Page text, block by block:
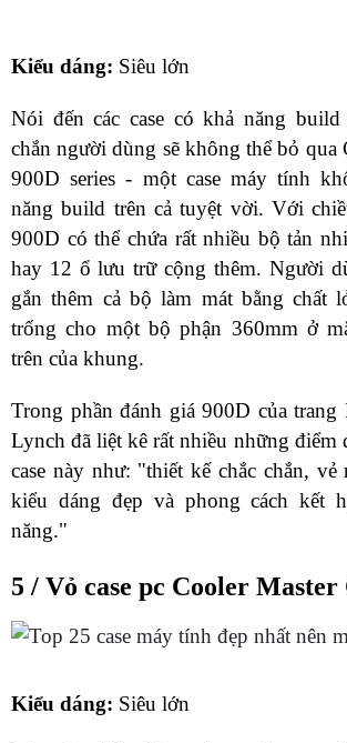
Kiểu dáng: Siêu lớn
Nói đến các case có khả năng build
chắn người dùng sẽ không thể bỏ qua
900D series - một case máy tính
năng build trên cả tuyệt vời. Với
900D có thể chứa rất nhiều bộ tản
hay 12 ổ lưu trữ cộng thêm. Người
gắn thêm cả bộ làm mát bằng chất
trống cho một bộ phận 360mm ở
trên của khung.
Trong phần đánh giá 900D của trang
Lynch đã liệt kê rất nhiều những điểm
case này như: "thiết kế chắc chắn, vẻ
kiểu dáng đẹp và phong cách kết
năng."
5 / Vỏ case pc Cooler Master
Kiểu dáng: Siêu lớn